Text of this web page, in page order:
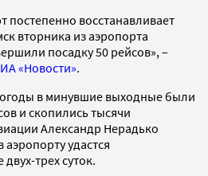
постепенно восстанавливает
вторника из аэропорта
посадку 50 рейсов», –
«Новости».
в минувшие выходные были
и скопились тысячи
Александр Нерадько
удастся
трех суток.